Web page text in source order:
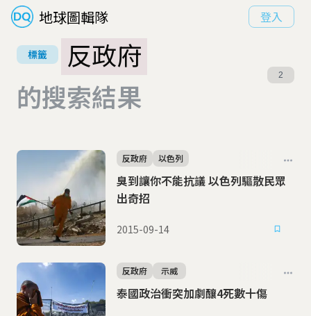
地球圖輯隊 登入
標籤
反政府
的搜索結果
2
臭到讓你不能抗議 以色列驅散民眾
出奇招
反政府 以色列
2015-09-14
泰國政治衝突加劇釀4死數十傷
反政府 示威